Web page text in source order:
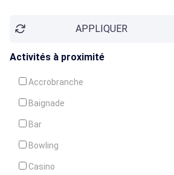
APPLIQUER
Activités à proximité
Accrobranche
Baignade
Bar
Bowling
Casino